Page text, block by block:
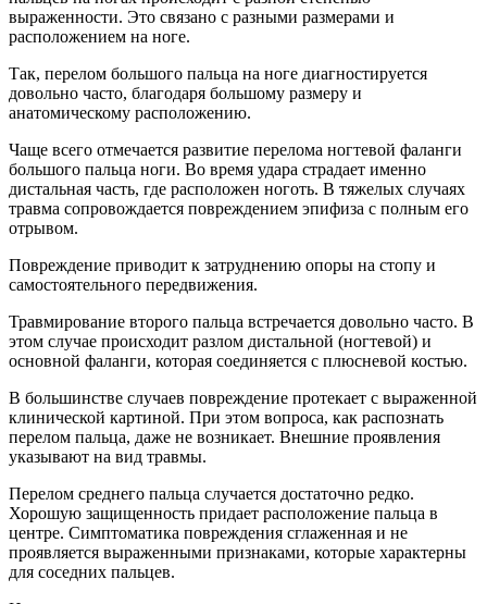
выраженности. Это связано с разными размерами и
расположением на ноге.
Так, перелом большого пальца на ноге диагностируется
довольно часто, благодаря большому размеру и
анатомическому расположению.
Чаще всего отмечается развитие перелома ногтевой фаланги
большого пальца ноги. Во время удара страдает именно
дистальная часть, где расположен ноготь. В тяжелых случаях
травма сопровождается повреждением эпифиза с полным его
отрывом.
Повреждение приводит к затруднению опоры на стопу и
самостоятельного передвижения.
Травмирование второго пальца встречается довольно часто. В
этом случае происходит разлом дистальной (ногтевой) и
основной фаланги, которая соединяется с плюсневой костью.
В большинстве случаев повреждение протекает с выраженной
клинической картиной. При этом вопроса, как распознать
перелом пальца, даже не возникает. Внешние проявления
указывают на вид травмы.
Перелом среднего пальца случается достаточно редко.
Хорошую защищенность придает расположение пальца в
центре. Симптоматика повреждения сглаженная и не
проявляется выраженными признаками, которые характерны
для соседних пальцев.